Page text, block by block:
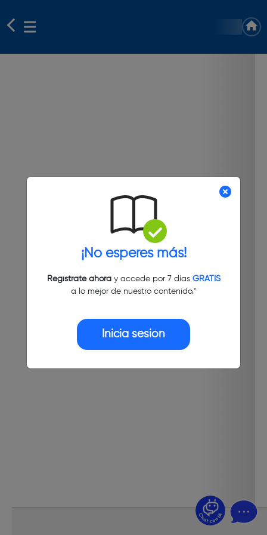
¡No esperes más!
Regístrate ahoray accede por 7 días GRATIS
a lo mejor de nuestro contenido."
Inicia sesión